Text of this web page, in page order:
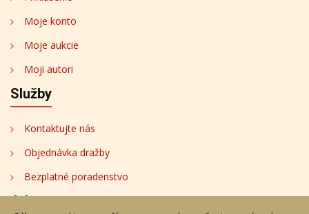
Moje konto
Moje aukcie
Moji autori
Služby
Kontaktujte nás
Objednávka dražby
Bezplatné poradenstvo
Adresa